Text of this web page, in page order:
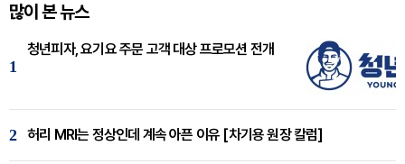
많이 본 뉴스
1
청년피자, 요기요 주문 고객 대상 프로모션 전개
2 허리 MRI는 정상인데 계속 아픈 이유 [차기용 원장 칼럼]